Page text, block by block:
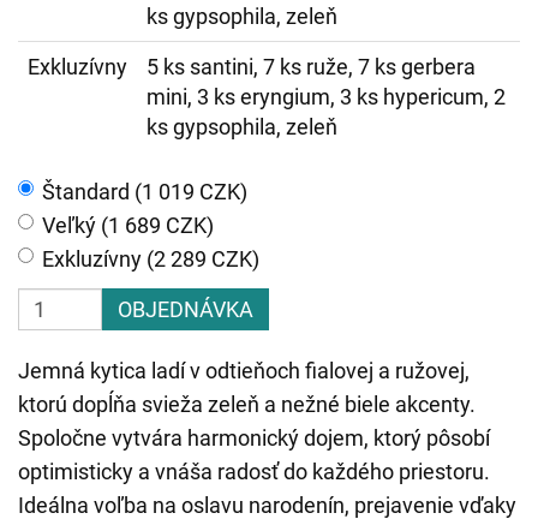
ks gypsophila, zeleň
Exkluzívny
5 ks santini, 7 ks ruže, 7 ks gerbera
mini, 3 ks eryngium, 3 ks hypericum, 2
ks gypsophila, zeleň
Štandard (1 019 CZK)
Veľký (1 689 CZK)
Exkluzívny (2 289 CZK)
OBJEDNÁVKA
Jemná kytica ladí v odtieňoch fialovej a ružovej,
ktorú dopĺňa svieža zeleň a nežné biele akcenty.
Spoločne vytvára harmonický dojem, ktorý pôsobí
optimisticky a vnáša radosť do každého priestoru.
Ideálna voľba na oslavu narodenín, prejavenie vďaky